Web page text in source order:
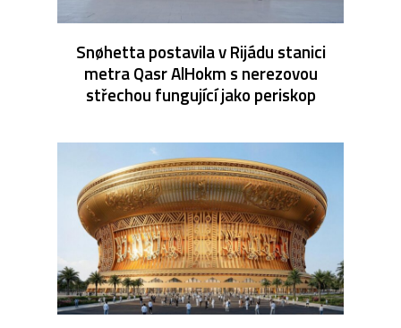
Snøhetta postavila v Rijádu stanici
metra Qasr AlHokm s nerezovou
střechou fungující jako periskop